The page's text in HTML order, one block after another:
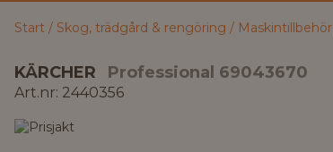
Start Skog, trädgård & rengöring Maskintillbehör
KÄRCHER Professional 69043670
Art.nr: 2440356